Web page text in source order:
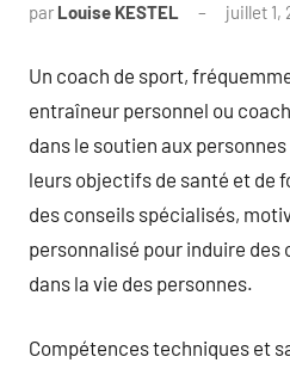
par Louise KESTEL juillet 1,
Un coach de sport,
entraîneur personnel ou
dans le soutien aux
leurs objectifs de santé et de
des conseils spécialisés,
personnalisé pour induire
dans la vie des personnes.
Compétences techniques et